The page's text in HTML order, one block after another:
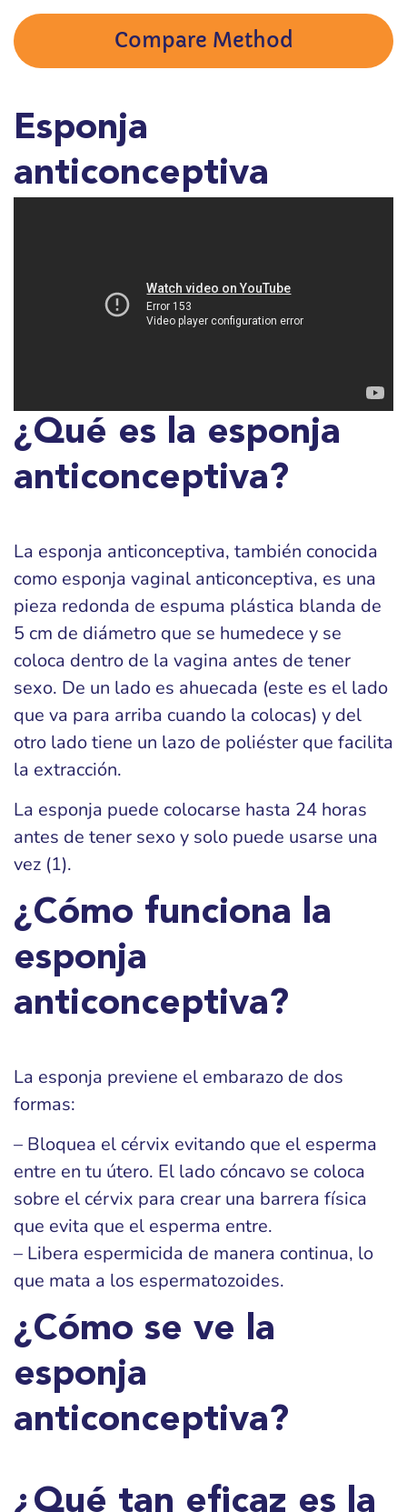
Compare Method
Esponja
anticonceptiva
¿Qué es la esponja
anticonceptiva?
La esponja anticonceptiva, también conocida
como esponja vaginal anticonceptiva, es una
pieza redonda de espuma plástica blanda de
5 cm de diámetro que se humedece y se
coloca dentro de la vagina antes de tener
sexo. De un lado es ahuecada (este es el lado
que va para arriba cuando la colocas) y del
otro lado tiene un lazo de poliéster que facilita
la extracción.
La esponja puede colocarse hasta 24 horas
antes de tener sexo y solo puede usarse una
vez (1).
¿Cómo funciona la
esponja
anticonceptiva?
La esponja previene el embarazo de dos
formas:
– Bloquea el cérvix evitando que el esperma
entre en tu útero. El lado cóncavo se coloca
sobre el cérvix para crear una barrera física
que evita que el esperma entre.
– Libera espermicida de manera continua, lo
que mata a los espermatozoides.
¿Cómo se ve la
esponja
anticonceptiva?
¿Qué tan eficaz es la